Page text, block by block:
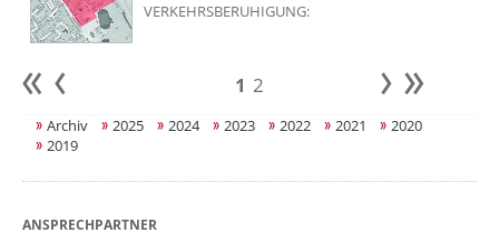
VERKEHRSBERUHIGUNG:
Anfang 1 2 weiter
Archiv 2025 2024 2023 2022 2021
2020
2019
ANSPRECHPARTNER